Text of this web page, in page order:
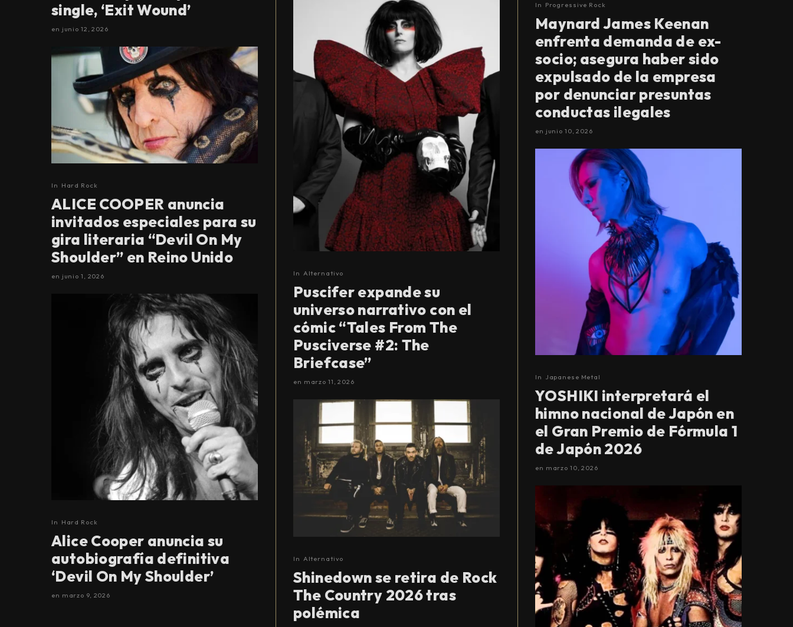
single, ‘Exit Wound’
en junio 12, 2026
In Hard Rock
ALICE COOPER anuncia
invitados especiales para su
gira literaria “Devil On My
Shoulder” en Reino Unido
en junio 1, 2026
In Hard Rock
Alice Cooper anuncia su
autobiografía definitiva
‘Devil On My Shoulder’
en marzo 9, 2026
In Alternativo
Puscifer expande su
universo narrativo con el
cómic “Tales From The
Pusciverse #2: The
Briefcase”
en marzo 11, 2026
In Alternativo
Shinedown se retira de Rock
The Country 2026 tras
polémica
In Progressive Rock
Maynard James Keenan
enfrenta demanda de ex-
socio; asegura haber sido
expulsado de la empresa
por denunciar presuntas
conductas ilegales
en junio 10, 2026
In Japanese Metal
YOSHIKI interpretará el
himno nacional de Japón en
el Gran Premio de Fórmula 1
de Japón 2026
en marzo 10, 2026